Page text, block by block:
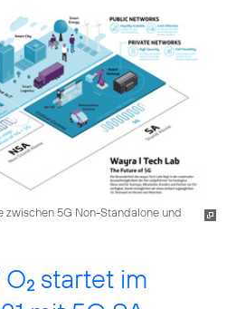
zwischen 5G Non-Standalone und
2 startet im